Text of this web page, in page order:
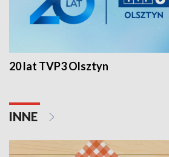
20 lat TVP3 Olsztyn
INNE